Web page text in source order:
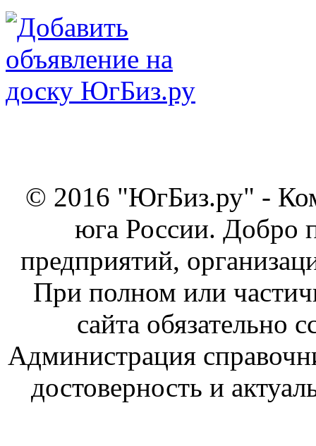
© 2016 "ЮгБиз.ру" -
юга России. Добро
предприятий,
При полном или
сайта обязательно
Администрация
достоверность и